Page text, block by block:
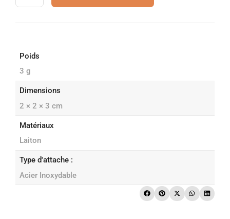
Poids
3 g
Dimensions
2 × 2 × 3 cm
Matériaux
Laiton
Type d'attache :
Acier Inoxydable